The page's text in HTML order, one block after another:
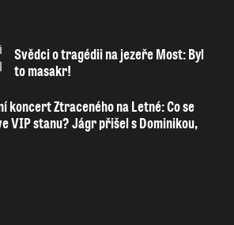
Svědci o tragédii na jezeře Most: Byl
to masakr!
koncert Ztraceného na Letné: Co se
VIP stanu? Jágr přišel s Dominikou,